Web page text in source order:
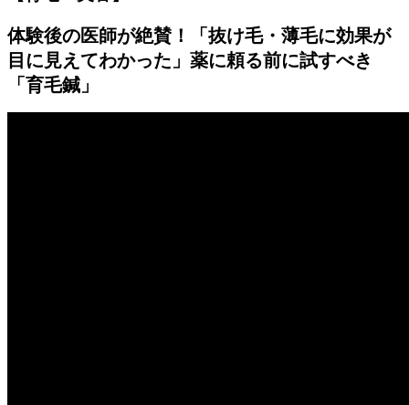
体験後の医師が絶賛！「抜け毛・薄毛に効果が
目に見えてわかった」薬に頼る前に試すべき
「育毛鍼」